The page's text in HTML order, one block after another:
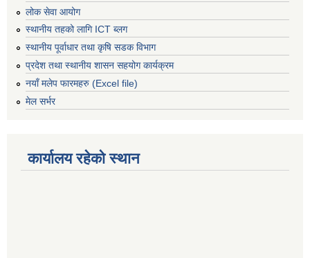
लोक सेवा आयोग
स्थानीय तहको लागि ICT ब्लग
स्थानीय पूर्वाधार तथा कृषि सडक विभाग
प्रदेश तथा स्थानीय शासन सहयोग कार्यक्रम
नयाँ मलेप फारमहरु (Excel file)
मेल सर्भर
कार्यालय रहेको स्थान